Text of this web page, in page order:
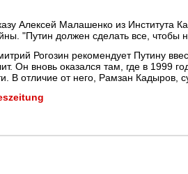
Алексей Малашенко из Института
"Путин должен сделать все, чтобы
Рогозин рекомендует Путину
Он вновь оказался там, где в 1999
В отличие от него, Рамзан Кадыров,